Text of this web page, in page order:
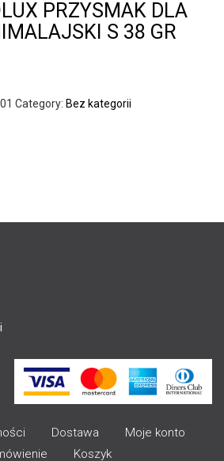
PRZYSMAK DLA
S 38 GR
Category: Bez kategorii
Dostawa
Moje konto
Koszyk